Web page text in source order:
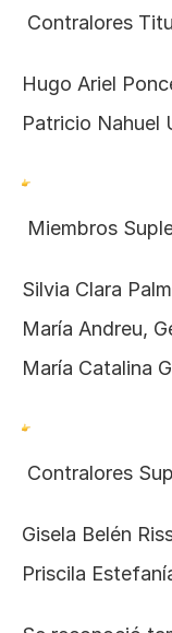
Contralores
Hugo Ariel
Patricio Nahuel
Miembros
Silvia Clara
María Andreu,
María Catalina
Contralores
Gisela Belén
Priscila